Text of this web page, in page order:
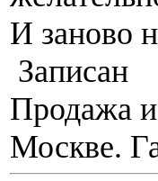
И заново
Записан
Продажа
Москве.